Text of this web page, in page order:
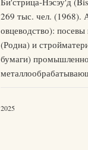
269 тыс. чел. (1968).
овцеводство):
(Родна) и
бумаги)
2025